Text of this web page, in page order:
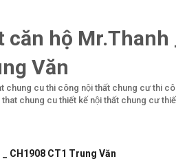
hộ Mr.Thanh
Văn
chung cu thi công nội thất chung cư thi
chung cu thiết kế nội thất chung cư
CH1908 CT1 Trung Văn